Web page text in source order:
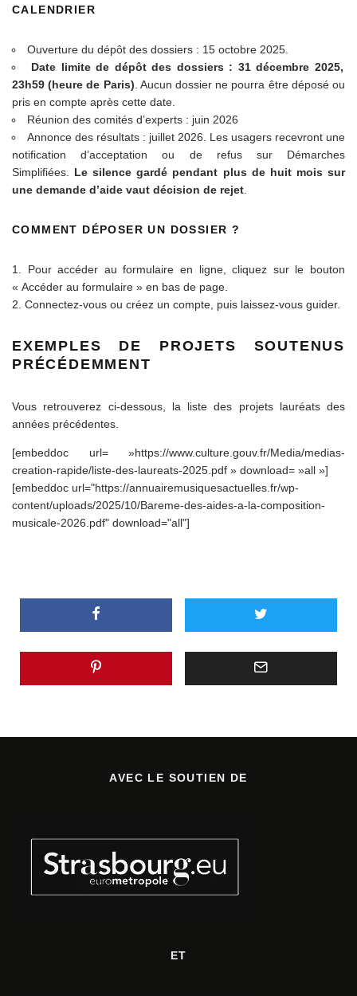
CALENDRIER
Ouverture du dépôt des dossiers : 15 octobre 2025.
Date limite de dépôt des dossiers : 31 décembre 2025,
23h59 (heure de Paris) . Aucun dossier ne pourra être déposé ou
pris en compte après cette date.
Réunion des comités d’experts : juin 2026
Annonce des résultats : juillet 2026. Les usagers recevront une
notification d’acceptation ou de refus sur Démarches
Simplifiées. Le silence gardé pendant plus de huit mois sur
une demande d’aide vaut décision de rejet
COMMENT DÉPOSER UN DOSSIER ?
Pour accéder au formulaire en ligne, cliquez sur le bouton
« Accéder au formulaire » en bas de page.
Connectez-vous ou créez un compte, puis laissez-vous guider.
EXEMPLES DE PROJETS SOUTENUS
PRÉCÉDEMMENT
Vous retrouverez ci-dessous, la liste des projets lauréats des
années précédentes.
[embeddoc url= »https://www.culture.gouv.fr/Media/medias-
creation-rapide/liste-des-laureats-2025.pdf » download= »all »]
[embeddoc url="https://annuairemusiquesactuelles.fr/wp-
content/uploads/2025/10/Bareme-des-aides-a-la-composition-
musicale-2026.pdf" download="all"]
AVEC LE SOUTIEN DE
ET